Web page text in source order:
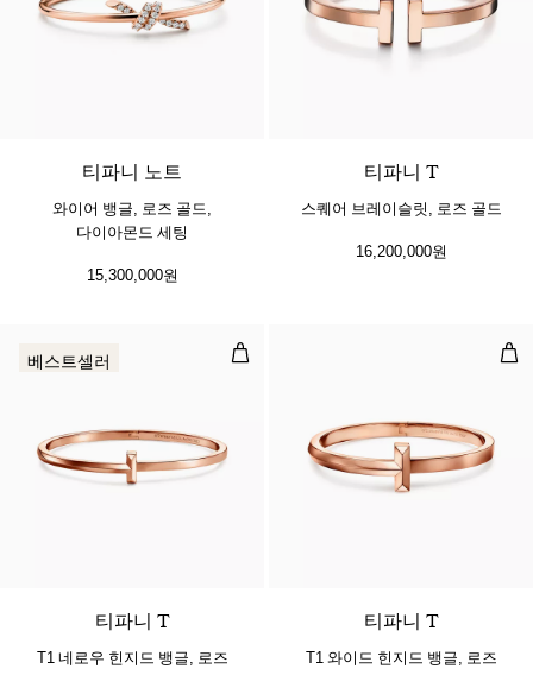
티파니 노트
와이어 뱅글, 로즈 골드,
다이아몬드 세팅
15,300,000원
티파니 T
스퀘어 브레이슬릿, 로즈 골드
16,200,000원
T1 네로우 힌지드 뱅글, 로즈 골드
베스트셀러
티파니 T
T1 네로우 힌지드 뱅글, 로즈
T1
티파니 T
T1 와이드 힌지드 뱅글, 로즈